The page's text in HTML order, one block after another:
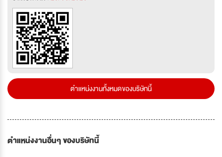
ตำแหน่งงานทั้งหมดของบริษัทนี้
ตำแหน่งงานอื่นๆ ของบริษัทนี้